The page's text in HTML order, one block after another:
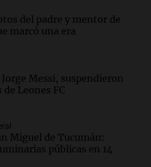
del padre y mentor de
marcó una era
Messi, suspendieron
Leones FC
Miguel de Tucumán:
públicas en 14